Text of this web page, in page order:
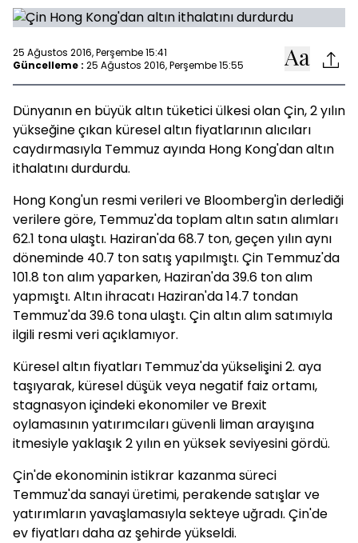
25 Ağustos 2016, Perşembe 15:41
Güncelleme : 25 Ağustos 2016, Perşembe 15:55
Dünyanın en büyük altın tüketici ülkesi olan Çin, 2 yılın
yükseğine çıkan küresel altın fiyatlarının alıcıları
caydırmasıyla Temmuz ayında Hong Kong'dan altın
ithalatını durdurdu.
Hong Kong'un resmi verileri ve Bloomberg'in derlediği
verilere göre, Temmuz'da toplam altın satın alımları
62.1 tona ulaştı. Haziran'da 68.7 ton, geçen yılın aynı
döneminde 40.7 ton satış yapılmıştı. Çin Temmuz'da
101.8 ton alım yaparken, Haziran'da 39.6 ton alım
yapmıştı. Altın ihracatı Haziran'da 14.7 tondan
Temmuz'da 39.6 tona ulaştı. Çin altın alım satımıyla
ilgili resmi veri açıklamıyor.
Küresel altın fiyatları Temmuz'da yükselişini 2. aya
taşıyarak, küresel düşük veya negatif faiz ortamı,
stagnasyon içindeki ekonomiler ve Brexit
oylamasının yatırımcıları güvenli liman arayışına
itmesiyle yaklaşık 2 yılın en yüksek seviyesini gördü.
Çin'de ekonominin istikrar kazanma süreci
Temmuz'da sanayi üretimi, perakende satışlar ve
yatırımların yavaşlamasıyla sekteye uğradı. Çin'de
ev fiyatları daha az şehirde yükseldi.